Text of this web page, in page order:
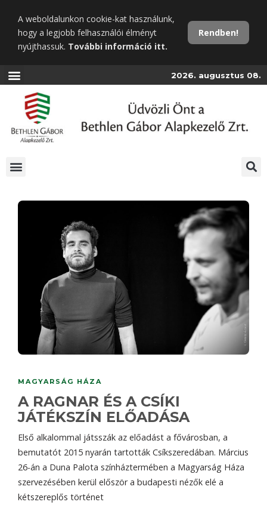
tartalomra
A weboldalunkon cookie-kat használunk,
hogy a legjobb felhasználói élményt
nyújthassuk. További információ itt.
Rendben!
2026. augusztus 08.
MAGYARSÁG HÁZA
A RAGNAR ÉS A CSÍKI
JÁTÉKSZÍN ELŐADÁSA
Első alkalommal játsszák az előadást a fővárosban, a
bemutatót 2015 nyarán tartották Csíkszeredában. Március
26-án a Duna Palota színháztermében a Magyarság Háza
szervezésében kerül először a budapesti nézők elé a
kétszereplős történet